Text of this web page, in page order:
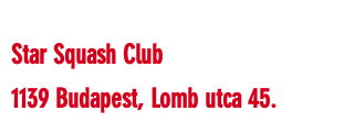
Star Squash Club
1139 Budapest, Lomb utca 45.